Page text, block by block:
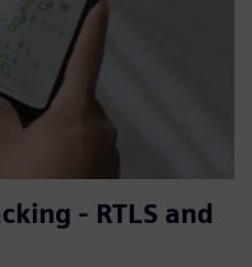
- RTLS and